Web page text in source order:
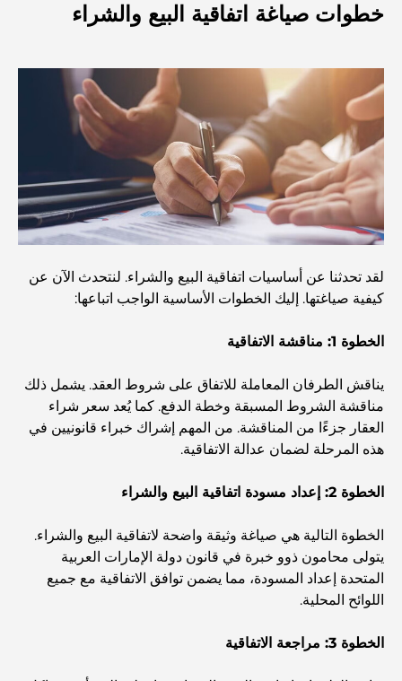
بطاقات الائتمان في الإمارات العربية المتحدة: دليل شامل
للإنفاق الذكي
مستشفى في مركز دبي المالي العالمي: رعاية طبية عالمية
المستوى في دبي
صالات رياضية في مركز دبي المالي العالمي: حيث يلتقي اللياقة
البدنية بأسلوب حياة الأعمال
أندر سيارة في العالم: أساطير السيارات التي لا تُقدر بثمن
منصات التداول في الإمارات العربية المتحدة: دليل للمستثمرين
العصريين
نادي شاطئ العائلة في دبي: حيث يلتقي المرح بالاسترخاء
أفضل مدارس البكالوريا الدولية في دبي: دليل شامل لأولياء
الأمور
مطعم دار أوبرا دبي: حيث يلتقي الطعام الفاخر بالثقافة
أغلى ماركات البدلات التي تُعرّف مفهوم الخياطة الفاخرة
خطوات صياغة اتفاقية البيع والشراء
لقد تحدثنا عن أساسيات اتفاقية البيع والشراء. لنتحدث الآن عن
كيفية صياغتها. إليك الخطوات الأساسية الواجب اتباعها:
الخطوة 1: مناقشة الاتفاقية
يناقش الطرفان المعاملة للاتفاق على شروط العقد. يشمل ذلك
مناقشة الشروط المسبقة وخطة الدفع. كما يُعد سعر شراء
العقار جزءًا من المناقشة. من المهم إشراك خبراء قانونيين في
هذه المرحلة لضمان عدالة الاتفاقية.
الخطوة 2: إعداد مسودة اتفاقية البيع والشراء
الخطوة التالية هي صياغة وثيقة واضحة لاتفاقية البيع والشراء.
يتولى محامون ذوو خبرة في قانون دولة الإمارات العربية
المتحدة إعداد المسودة، مما يضمن توافق الاتفاقية مع جميع
اللوائح المحلية.
الخطوة 3: مراجعة الاتفاقية